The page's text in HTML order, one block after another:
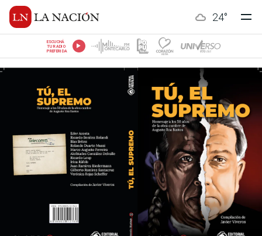
24°
ESCUCHÁ
TU RADIO
PREFERIDA